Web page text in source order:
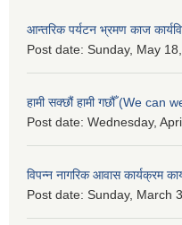
आन्तरिक पर्यटन भ्रमण काज
Post date: Sunday, May
हामी सक्छौं हामी गछौँ (We can
Post date: Wednesday,
विपन्न नागरिक आवास कार्यक्रम
Post date: Sunday, March